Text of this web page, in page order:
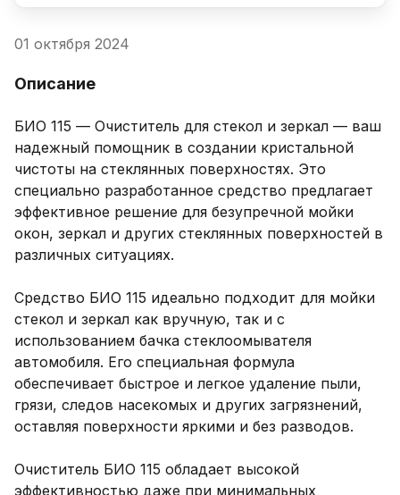
01 октября 2024
Описание
БИО 115 — Очиститель для стекол и зеркал — ваш
надежный помощник в создании кристальной
чистоты на стеклянных поверхностях. Это
специально разработанное средство предлагает
эффективное решение для безупречной мойки
окон, зеркал и других стеклянных поверхностей в
различных ситуациях.
Средство БИО 115 идеально подходит для мойки
стекол и зеркал как вручную, так и с
использованием бачка стеклоомывателя
автомобиля. Его специальная формула
обеспечивает быстрое и легкое удаление пыли,
грязи, следов насекомых и других загрязнений,
оставляя поверхности яркими и без разводов.
Очиститель БИО 115 обладает высокой
эффективностью даже при минимальных